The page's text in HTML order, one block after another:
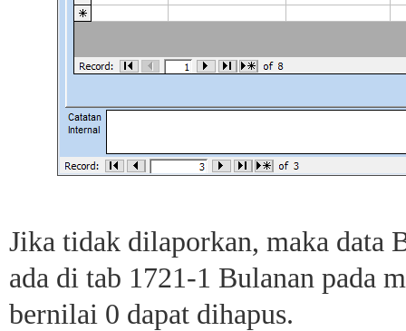
Jika tidak dilaporkan, maka data
ada di tab 1721-1 Bulanan pada
bernilai 0 dapat dihapus.